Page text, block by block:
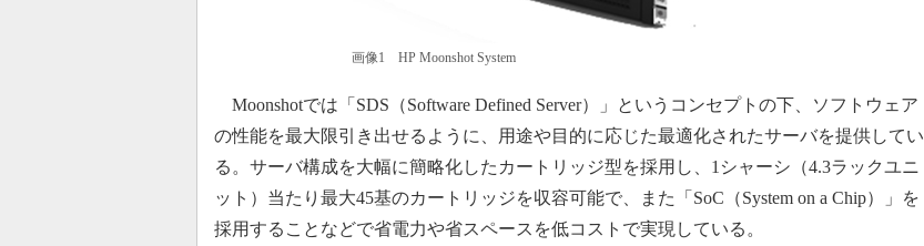
画像1 HP Moonshot System
Moonshotでは「SDS（Software Defined Server）」というコンセプトの下、ソフトウェア
の性能を最大限引き出せるように、用途や目的に応じた最適化されたサーバを提供してい
る。サーバ構成を大幅に簡略化したカートリッジ型を採用し、1シャーシ（4.3ラックユニ
ット）当たり最大45基のカートリッジを収容可能で、また「SoC（System on a Chip）」を
採用することなどで省電力や省スペースを低コストで実現している。